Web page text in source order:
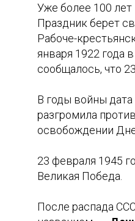
Уже более 100 лет
Праздник берет
Рабоче-
января 1922
сообщалось, что
В годы войны
разгромила
освобождении
23 февраля 1945
Великая Победа.
После распада